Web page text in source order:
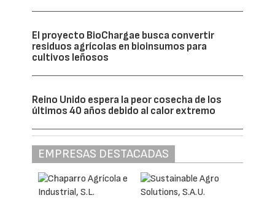
El proyecto BioChargae busca convertir
residuos agrícolas en bioinsumos para
cultivos leñosos
Reino Unido espera la peor cosecha de los
últimos 40 años debido al calor extremo
EMPRESAS DESTACADAS